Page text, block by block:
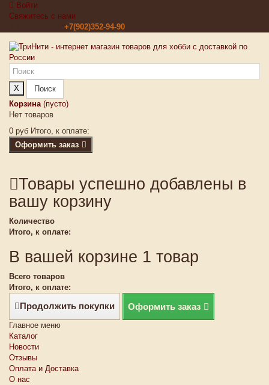
Войти
Свяжитесь с нами
+7(902)352-94-90
X
Поиск
Корзина (пусто)
Нет товаров
0 руб Итого, к оплате:
Оформить заказ
Товары успешно добавлены в
вашу корзину
Количество
Итого, к оплате:
В вашей корзине 1 товар
Всего товаров
Итого, к оплате:
Продолжить покупки Оформить заказ
Главное меню
Каталог
Новости
Отзывы
Оплата и Доставка
О нас